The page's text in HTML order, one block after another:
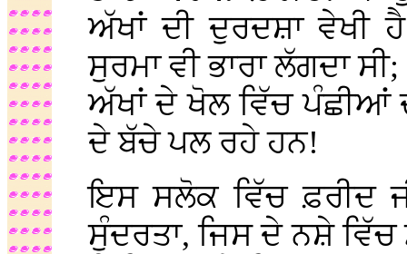
ਅੱਖਾਂ ਦੀ ਦੁਰਦਸ਼ਾ ਵੇਖੀ
ਸੁਰਮਾ ਵੀ ਭਾਰਾ ਲੱਗਦਾ
ਅੱਖਾਂ ਦੇ ਖੋਲ ਵਿੱਚ ਪੰਛੀਆਂ
ਦੇ ਬੱਚੇ ਪਲ ਰਹੇ ਹਨ!
ਇਸ ਸਲੋਕ ਵਿੱਚ ਫ਼ਰੀਦ
ਸੁੰਦਰਤਾ, ਜਿਸ ਦੇ ਨਸ਼ੇ